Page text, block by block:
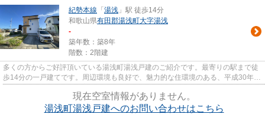
紀勢本線 「 湯浅 」駅 徒歩14分
和歌山県有田郡湯浅町大字湯浅
-
築年数：築8年
階数：2階建
多くの方からご好評頂いている湯浅町湯浅戸建のご紹介です。最寄りの駅まで徒
歩14分の一戸建てです。周辺環境も良好で、魅力的な住環境のある、平成30年築
現在空室情報がありません。
湯浅町湯浅戸建へのお問い合わせはこちら